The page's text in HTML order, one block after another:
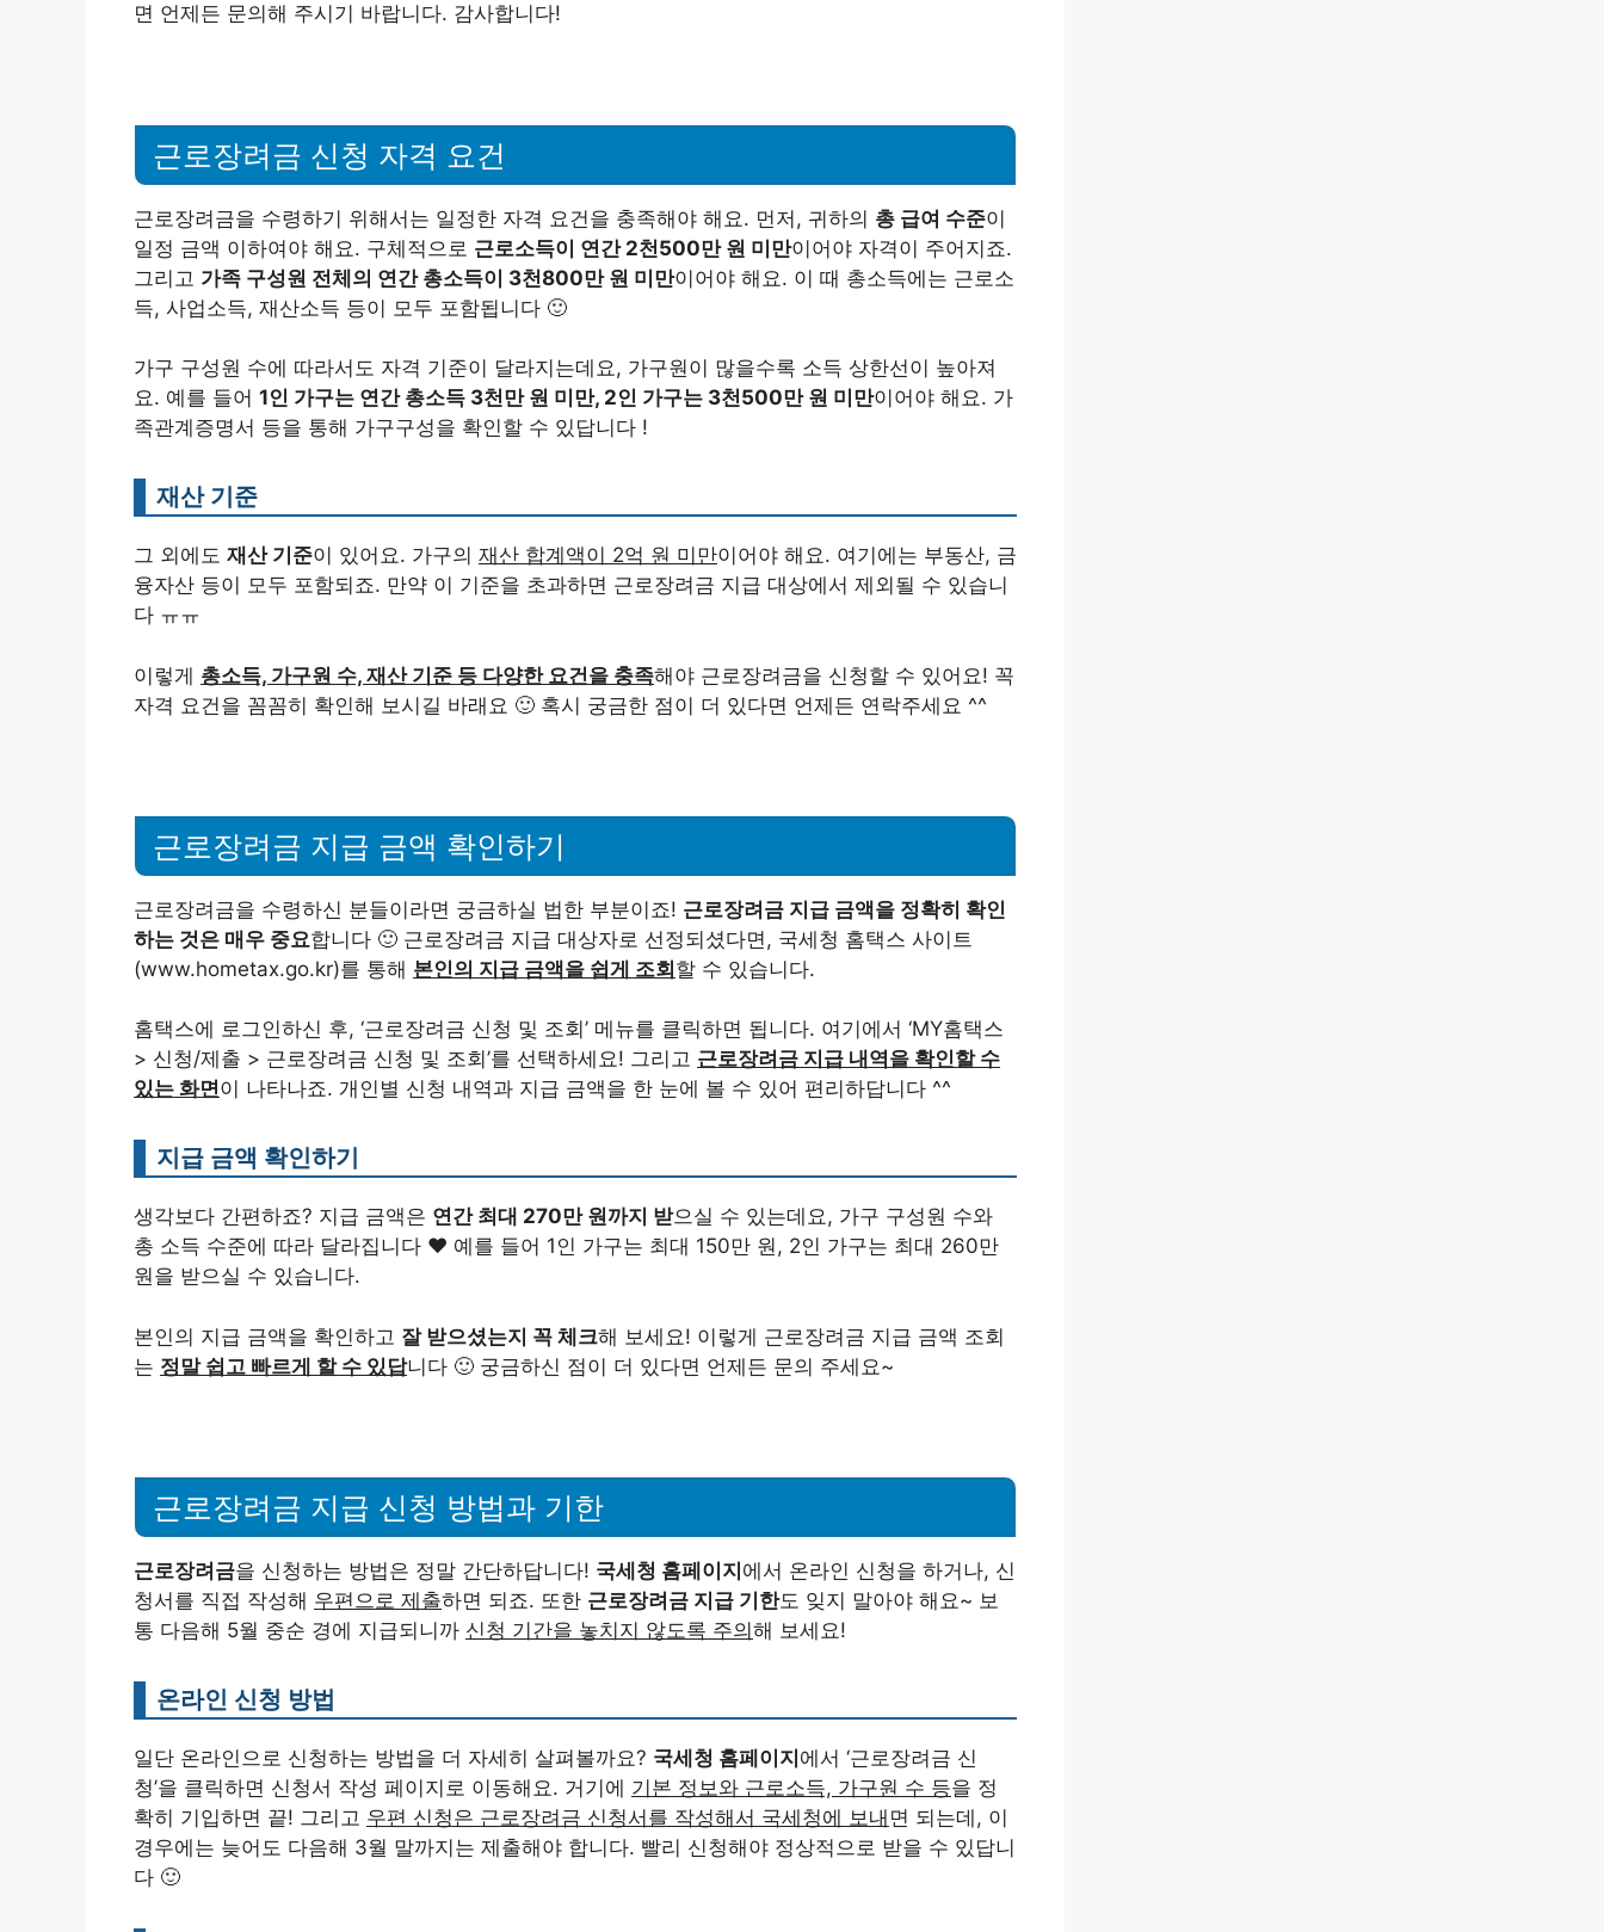
면 언제든 문의해 주시기 바랍니다. 감사합니다!
근로장려금 신청 자격 요건
근로장려금을 수령하기 위해서는 일정한 자격 요건을 충족해야 해요. 먼저, 귀하의 총 급여 수준이
일정 금액 이하여야 해요. 구체적으로 근로소득이 연간 2천500만 원 미만이어야 자격이 주어지죠.
그리고 가족 구성원 전체의 연간 총소득이 3천800만 원 미만이어야 해요. 이 때 총소득에는 근로소
득, 사업소득, 재산소득 등이 모두 포함됩니다 🙂
가구 구성원 수에 따라서도 자격 기준이 달라지는데요, 가구원이 많을수록 소득 상한선이 높아져
요. 예를 들어 1인 가구는 연간 총소득 3천만 원 미만, 2인 가구는 3천500만 원 미만이어야 해요. 가
족관계증명서 등을 통해 가구구성을 확인할 수 있답니다 !
재산 기준
그 외에도 재산 기준이 있어요. 가구의 재산 합계액이 2억 원 미만이어야 해요. 여기에는 부동산, 금
융자산 등이 모두 포함되죠. 만약 이 기준을 초과하면 근로장려금 지급 대상에서 제외될 수 있습니
다 ㅠㅠ
이렇게 총소득, 가구원 수, 재산 기준 등 다양한 요건을 충족해야 근로장려금을 신청할 수 있어요! 꼭
자격 요건을 꼼꼼히 확인해 보시길 바래요 🙂 혹시 궁금한 점이 더 있다면 언제든 연락주세요 ^^
근로장려금 지급 금액 확인하기
근로장려금을 수령하신 분들이라면 궁금하실 법한 부분이죠! 근로장려금 지급 금액을 정확히 확인
하는 것은 매우 중요합니다 🙂 근로장려금 지급 대상자로 선정되셨다면, 국세청 홈택스 사이트
(www.hometax.go.kr)를 통해 본인의 지급 금액을 쉽게 조회할 수 있습니다.
홈택스에 로그인하신 후, ‘근로장려금 신청 및 조회’ 메뉴를 클릭하면 됩니다. 여기에서 ‘MY홈택스
> 신청/제출 > 근로장려금 신청 및 조회’를 선택하세요! 그리고 근로장려금 지급 내역을 확인할 수
있는 화면이 나타나죠. 개인별 신청 내역과 지급 금액을 한 눈에 볼 수 있어 편리하답니다 ^^
지급 금액 확인하기
생각보다 간편하죠? 지급 금액은 연간 최대 270만 원까지 받으실 수 있는데요, 가구 구성원 수와
총 소득 수준에 따라 달라집니다 ♥ 예를 들어 1인 가구는 최대 150만 원, 2인 가구는 최대 260만
원을 받으실 수 있습니다.
본인의 지급 금액을 확인하고 잘 받으셨는지 꼭 체크해 보세요! 이렇게 근로장려금 지급 금액 조회
는 정말 쉽고 빠르게 할 수 있답니다 🙂 궁금하신 점이 더 있다면 언제든 문의 주세요~
근로장려금 지급 신청 방법과 기한
근로장려금을 신청하는 방법은 정말 간단하답니다! 국세청 홈페이지 에서 온라인 신청을 하거나, 신
청서를 직접 작성해 우편으로 제출하면 되죠. 또한 근로장려금 지급 기한도 잊지 말아야 해요~ 보
통 다음해 5월 중순 경에 지급되니까 신청 기간을 놓치지 않도록 주의해 보세요!
온라인 신청 방법
일단 온라인으로 신청하는 방법을 더 자세히 살펴볼까요? 국세청 홈페이지 에서 ‘근로장려금 신
청’을 클릭하면 신청서 작성 페이지로 이동해요. 거기에 기본 정보와 근로소득, 가구원 수 등을 정
확히 기입하면 끝! 그리고 우편 신청은 근로장려금 신청서를 작성해서 국세청에 보내 면 되는데, 이
경우에는 늦어도 다음해 3월 말까지는 제출해야 합니다. 빨리 신청해야 정상적으로 받을 수 있답니
다 🙂